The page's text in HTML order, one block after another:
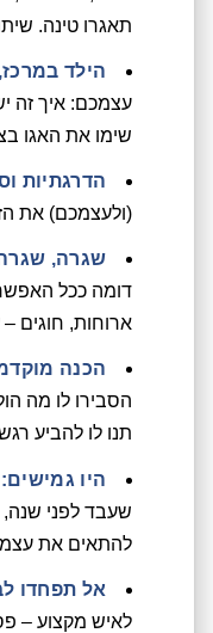
תאגרו טינה.
הילד
עצמכם: איך זה
שימו את האגו
הדרגתיות
(ולעצמכם) את
שגרה,
דומה ככל
ארוחות, חוגים
הכנה
הסבירו לו מה
תנו לו להביע
היו גמישים:
שעבד לפני שנה,
להתאים את
אל תפחדו
לאיש מקצוע –